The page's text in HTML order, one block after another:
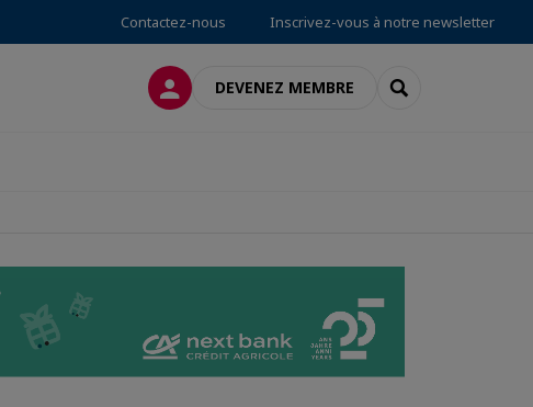
Contactez-nous Inscrivez-vous à notre newsletter
CONNEXIONDEVENEZ MEMBRE RECHERCHER